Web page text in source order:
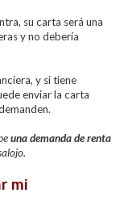
su carta será una
y no debería
y si tiene
enviar la carta
una demanda de renta
mi